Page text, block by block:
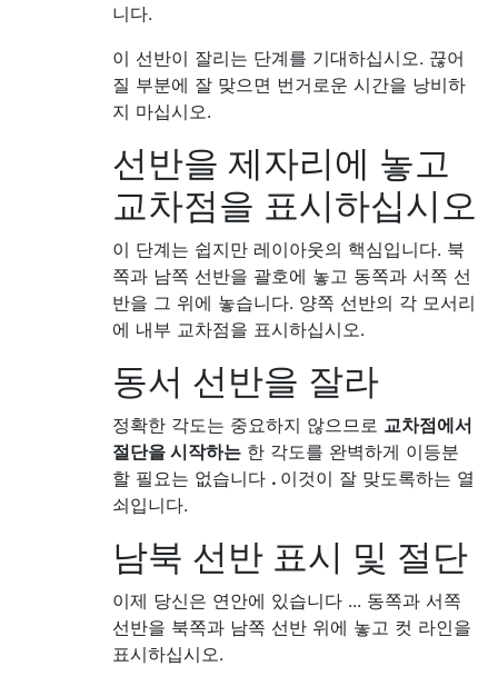
니다.
이 선반이 잘리는 단계를 기대하십시오. 끊어
질 부분에 잘 맞으면 번거로운 시간을 낭비하
지 마십시오.
선반을 제자리에 놓고
교차점을 표시하십시오
이 단계는 쉽지만 레이아웃의 핵심입니다. 북
쪽과 남쪽 선반을 괄호에 놓고 동쪽과 서쪽 선
반을 그 위에 놓습니다. 양쪽 선반의 각 모서리
에 내부 교차점을 표시하십시오.
동서 선반을 잘라
정확한 각도는 중요하지 않으므로 교차점에서
절단을 시작하는 한 각도를 완벽하게 이등분
할 필요는 없습니다 . 이것이 잘 맞도록하는 열
쇠입니다.
남북 선반 표시 및 절단
이제 당신은 연안에 있습니다 ... 동쪽과 서쪽
선반을 북쪽과 남쪽 선반 위에 놓고 컷 라인을
표시하십시오.